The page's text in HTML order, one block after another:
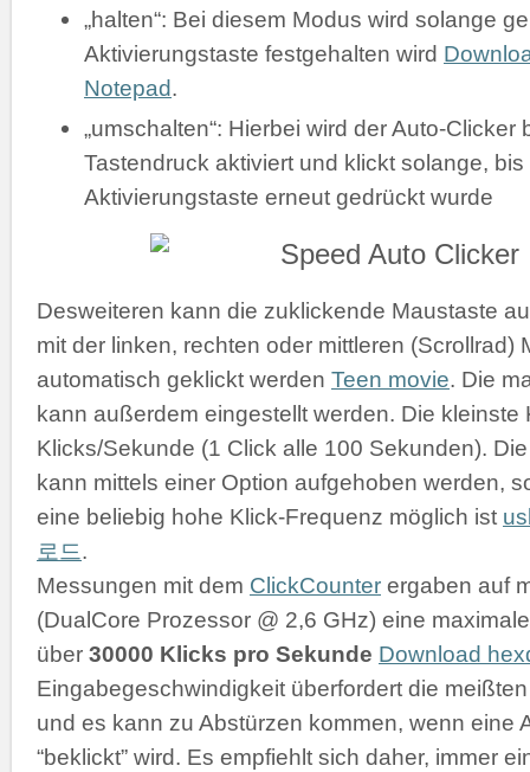
„halten“: Bei diesem Modus wird solange
Aktivierungstaste festgehalten wird
Notepad.
„umschalten“: Hierbei wird der Auto-Clicker
Tastendruck aktiviert und klickt solange, bis
Aktivierungstaste erneut gedrückt wurde
Desweiteren kann die zuklickende Maustaste
mit der linken, rechten oder mittleren (Scrollrad)
automatisch geklickt werden Teen movie. Die
kann außerdem eingestellt werden. Die kleinste
Klicks/Sekunde (1 Click alle 100 Sekunden).
kann mittels einer Option aufgehoben werden,
eine beliebig hohe Klick-Frequenz möglich ist
로드.
Messungen mit dem ClickCounter ergaben auf
(DualCore Prozessor @ 2,6 GHz) eine
über 30000 Klicks pro Sekunde Download
Eingabegeschwindigkeit überfordert die
und es kann zu Abstürzen kommen, wenn eine
“beklickt” wird. Es empfiehlt sich daher, immer